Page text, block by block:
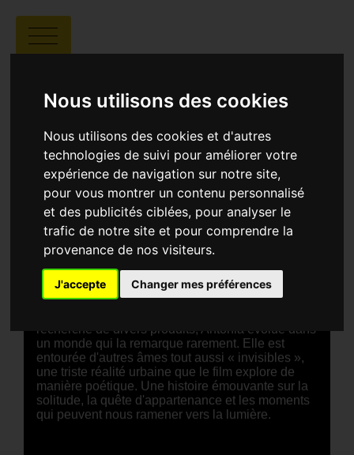
Nous utilisons des cookies
Nous utilisons des cookies et d'autres
technologies de suivi pour améliorer votre
expérience de navigation sur notre site,
pour vous montrer un contenu personnalisé
et des publicités ciblées, pour analyser le
trafic de notre site et pour comprendre la
provenance de nos visiteurs.
J'accepte Changer mes préférences
Ramon Faria | 00:04 | Brésil
SYNOPSIS
INVISIVEL (INVISIBLE) suit Antônia, une femme
âgée qui, comme tant d'autres dans l'agitation de
la ville, semble se fondre dans l'indifférence
quotidienne. Dans ses tâches matinales et tandis
recherche de divers produits, Antônia évolue dans
un monde qui la remarque rarement. Elle est
entourée d'autres âmes tout aussi « invisibles »,
une triste réalité urbaine que le film explore de
manière poétique. Une histoire émouvante sur la
solitude, la quête d'appartenance et les moments
qui peuvent nous ramener vers la lumière.